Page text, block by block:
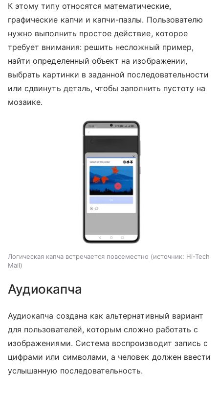
К этому типу относятся математические,
графические капчи и капчи-пазлы. Пользователю
нужно выполнить простое действие, которое
требует внимания: решить несложный пример,
найти определенный объект на изображении,
выбрать картинки в заданной последовательности
или сдвинуть деталь, чтобы заполнить пустоту на
мозаике.
Логическая капча встречается повсеместно источник: Hi-Tech
Mail
Аудиокапча
Аудиокапча создана как альтернативный вариант
для пользователей, которым сложно работать с
изображениями. Система воспроизводит запись с
цифрами или символами, а человек должен ввести
услышанную последовательность.